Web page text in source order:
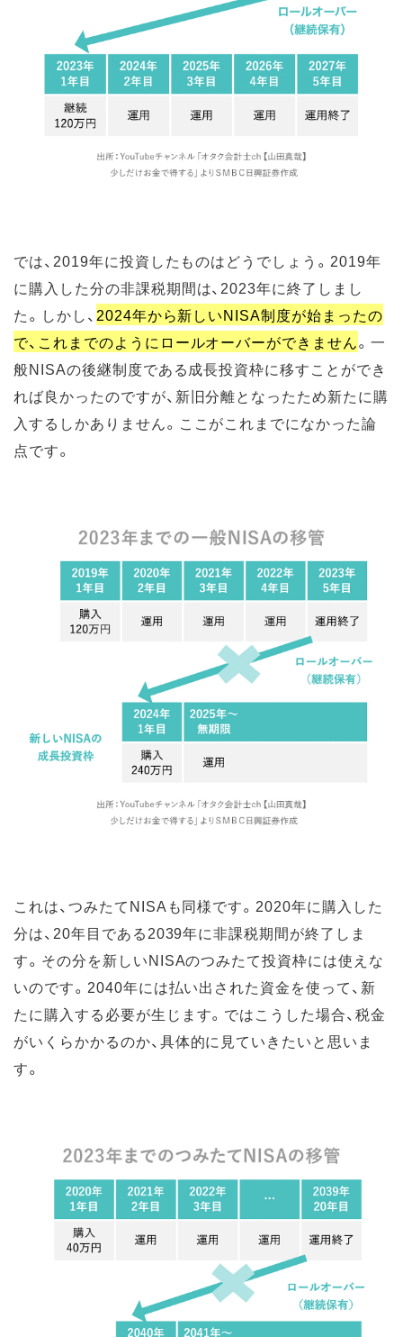
では、2019年に投資したものはどうでしょう。2019年
に購入した分の非課税期間は、2023年に終了しまし
た。しかし、2024年から新しいNISA制度が始まったの
で、これまでのようにロールオーバーができません。一
般NISAの後継制度である成長投資枠に移すことができ
れば良かったのですが、新旧分離となったため新たに購
入するしかありません。ここがこれまでになかった論
点です。
これは、つみたてNISAも同様です。2020年に購入した
分は、20年目である2039年に非課税期間が終了しま
す。その分を新しいNISAのつみたて投資枠には使えな
いのです。2040年には払い出された資金を使って、新
たに購入する必要が生じます。ではこうした場合、税金
がいくらかかるのか、具体的に見ていきたいと思いま
す。